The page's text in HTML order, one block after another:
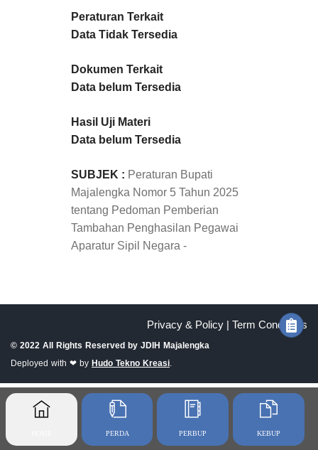
Peraturan Terkait
Data Tidak Tersedia
Dokumen Terkait
Data belum Tersedia
Hasil Uji Materi
Data belum Tersedia
SUBJEK : Peraturan Bupati
Majalengka Nomor 5 Tahun 2025
tentang Pedoman Pemberian
Tambahan Penghasilan Pegawai
Aparatur Sipil Negara -
Privacy & Policy | Term Conditions
© 2022 All Rights Reserved by JDIH Majalengka
Deployed with ❤ by Hudo Tekno Kreasi.
PERDA PERBUP KEBUP